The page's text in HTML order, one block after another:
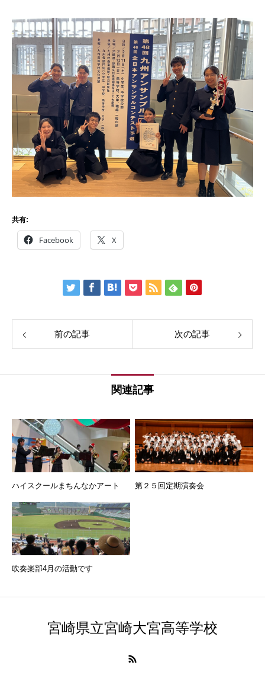
共有:
Facebook X
前の記事 次の記事
関連記事
ハイスクールまちんなかアート 第２５回定期演奏会
吹奏楽部4月の活動です
宮崎県立宮崎大宮高等学校